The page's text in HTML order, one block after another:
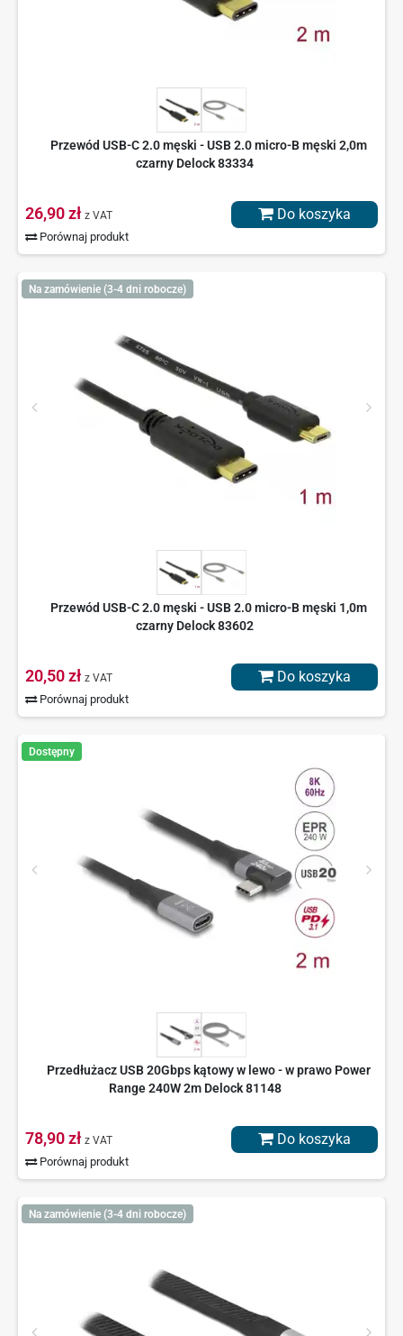
Przewód USB-C 2.0 męski - USB 2.0 micro-B męski 2,0m
czarny Delock 83334
26,90 zł z VAT
Porównaj produkt
Do koszyka
Na zamówienie (3-4 dni robocze)
Przewód USB-C 2.0 męski - USB 2.0 micro-B męski 1,0m
czarny Delock 83602
20,50 zł z VAT
Porównaj produkt
Do koszyka
Dostępny
Przedłużacz USB 20Gbps kątowy w lewo - w prawo Power
Range 240W 2m Delock 81148
78,90 zł z VAT
Porównaj produkt
Do koszyka
Na zamówienie (3-4 dni robocze)